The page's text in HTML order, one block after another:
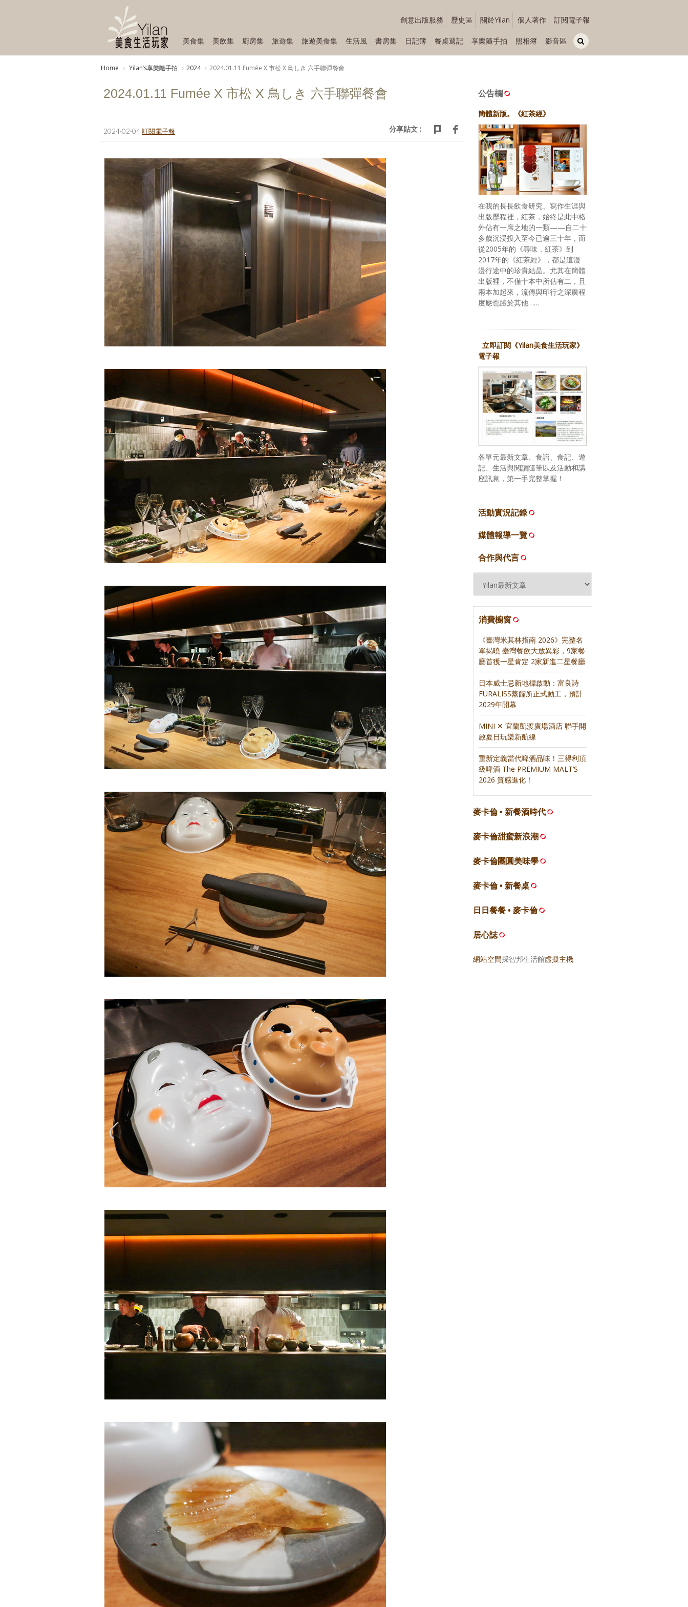
創意出版服務 歷史區 關於Yilan 個人著作 訂閱電子報
美食集 美飲集 廚房集 旅遊集 旅遊美食集 生活風 書房集 日記簿 餐桌週記 享樂隨手拍 照相簿 影音區
Home Yilanʼs享樂隨手拍 2024 2024.01.11 Fumée X 市松 X 鳥しき 六手聯彈餐會
2024.01.11 Fumée X 市松 X 鳥しき 六手聯彈餐會
2024-02-04訂閱電子報 分享貼文 :
公告欄
簡體新版。《紅茶經》
在我的長長飲食研究、寫作生涯與
出版歷程裡，紅茶，始終是此中格
外佔有一席之地的一類——自二十
多歲沉浸投入至今已逾三十年，而
從2005年的《尋味．紅茶》到
2017年的《紅茶經》，都是這漫
漫行途中的珍貴結晶。尤其在簡體
出版裡，不僅十本中所佔有二，且
兩本加起來，流傳與印行之深廣程
度應也勝於其他……
立即訂閱《Yilan美食生活玩家》
電子報
各單元最新文章、食譜、食記、遊
記、生活與閱讀隨筆以及活動和講
座訊息，第一手完整掌握！
活動實況記錄
媒體報導一覽
合作與代言
消費櫥窗
《臺灣米其林指南 2026》完整名
單揭曉 臺灣餐飲大放異彩，9家餐
廳首獲一星肯定 2家新進二星餐廳
日本威士忌新地標啟動：富良詩
FURALISS蒸餾所正式動工，預計
2029年開幕
MINI ✕ 宜蘭凱渡廣場酒店 聯手開
啟夏日玩樂新航線
重新定義當代啤酒品味！三得利頂
級啤酒 The PREMIUM MALT’S
2026 質感進化！
麥卡倫 • 新餐酒時代
麥卡倫甜蜜新浪潮
麥卡倫團圓美味學
麥卡倫 • 新餐桌
日日餐餐 • 麥卡倫
居心誌
網站空間採智邦生活館虛擬主機